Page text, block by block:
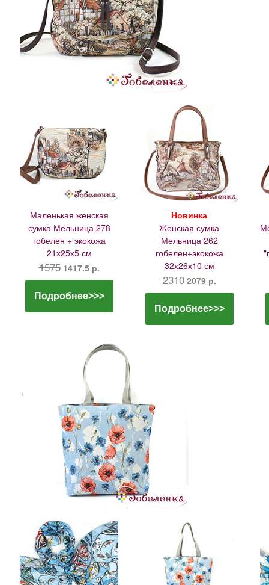
Маленькая женская
сумка Мельница 278
гобелен + экокожа
21х25х5 см
1575 1417.5 р.
Подробнее>>>
Новинка
Женская сумка
Мельница 262
гобелен+экокожа
32х26х10 см
2310 2079 р.
Подробнее>>>